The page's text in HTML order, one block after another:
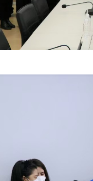
จ.สุพรรณบุรี
จ.สุพรรณบุรี
ะเมินผลแผนพัฒนาท้อง